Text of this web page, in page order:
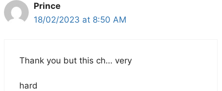
Prince
18/02/2023 at 8:50 AM
Thank you but this ch… very
hard